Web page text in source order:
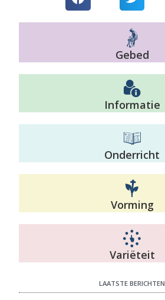
Gebed
Informatie
Onderricht
Vorming
Variëteit
LAATSTE BERICHTEN